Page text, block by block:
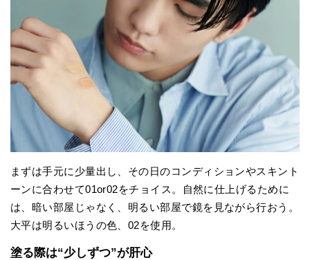
まずは手元に少量出し、その日のコンディションやスキント
ーンに合わせて01or02をチョイス。自然に仕上げるために
は、暗い部屋じゃなく、明るい部屋で鏡を見ながら行おう。
大平は明るいほうの色、02を使用。
塗る際は“少しずつ”が肝心